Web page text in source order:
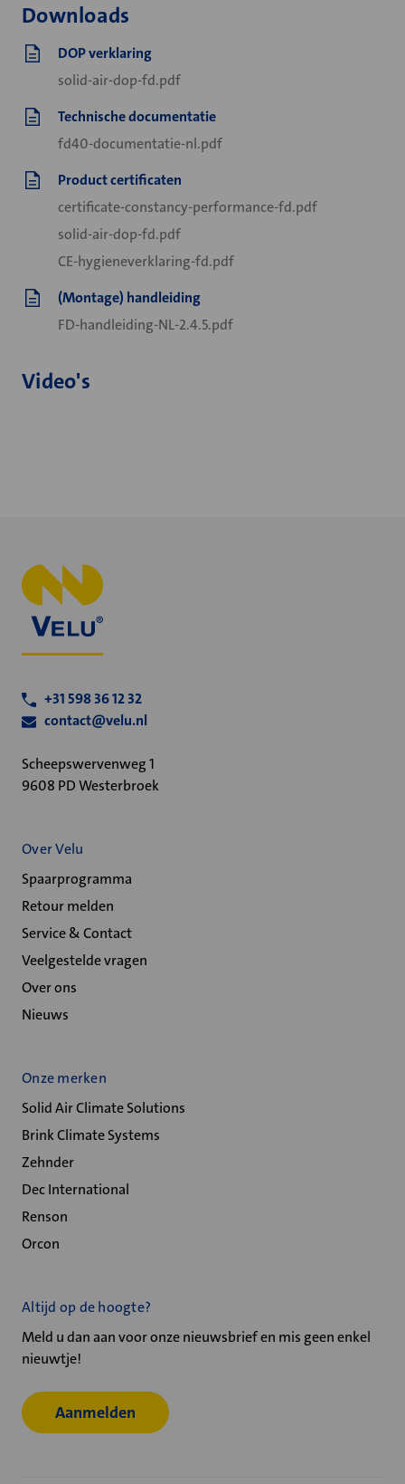
Downloads
DOP verklaring
solid-air-dop-fd.pdf
Technische documentatie
fd40-documentatie-nl.pdf
Product certificaten
certificate-constancy-performance-fd.pdf
solid-air-dop-fd.pdf
CE-hygieneverklaring-fd.pdf
(Montage) handleiding
FD-handleiding-NL-2.4.5.pdf
Video's
+31 598 36 12 32
contact@velu.nl
Scheepswervenweg 1
9608 PD Westerbroek
Over Velu
Spaarprogramma
Retour melden
Service & Contact
Veelgestelde vragen
Over ons
Nieuws
Onze merken
Solid Air Climate Solutions
Brink Climate Systems
Zehnder
Dec International
Renson
Orcon
Altijd op de hoogte?
Meld u dan aan voor onze nieuwsbrief en mis geen enkel
nieuwtje!
Aanmelden